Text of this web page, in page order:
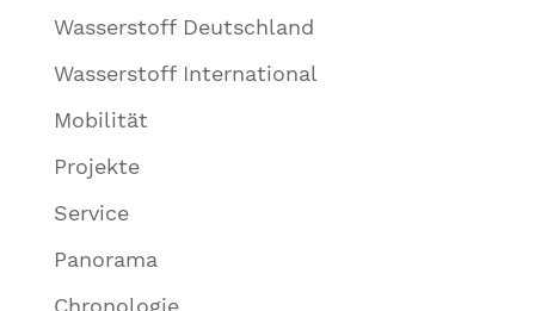
Wasserstoff Deutschland
Wasserstoff International
Mobilität
Projekte
Service
Panorama
Chronologie